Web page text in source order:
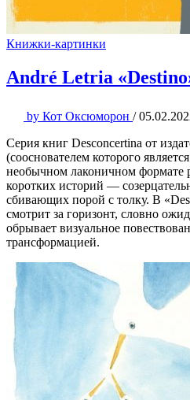
Книжки-картинки
André Letria
by Кот Оксюморон /
Серия книг Desconcertina от
(сооснователем которого
необычном лаконичном формате
коротких историй —
сбивающих порой с толку. В
смотрит за горизонт, словно
обрывает визуальное
трансформацией.